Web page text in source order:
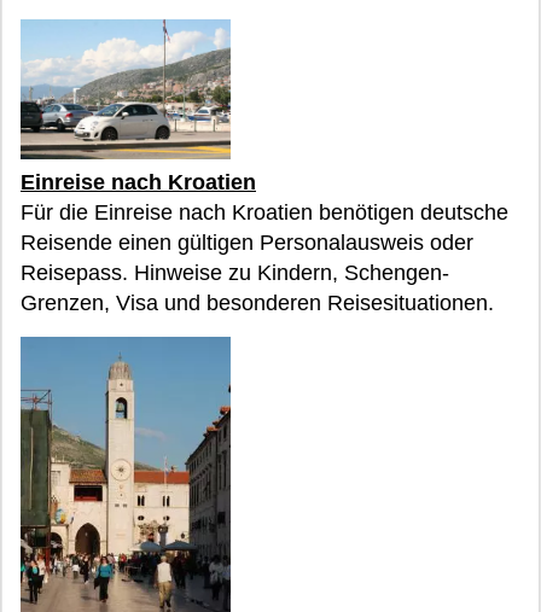
Einreise nach Kroatien
Für die Einreise nach Kroatien benötigen deutsche
Reisende einen gültigen Personalausweis oder
Reisepass. Hinweise zu Kindern, Schengen-
Grenzen, Visa und besonderen Reisesituationen.